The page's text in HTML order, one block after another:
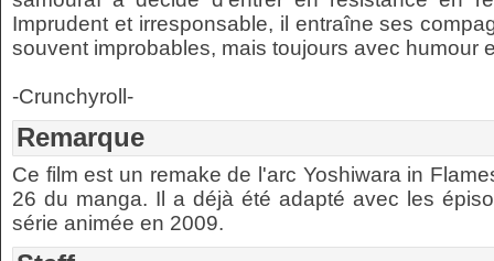
Imprudent et irresponsable, il entraîne ses
souvent improbables, mais toujours avec humour
-Crunchyroll-
Remarque
Ce film est un remake de l'arc Yoshiwara in
26 du manga. Il a déjà été adapté avec les
série animée en 2009.